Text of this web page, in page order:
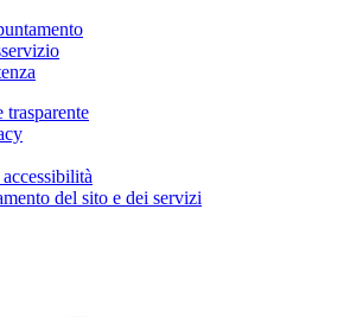
del sito e dei servizi